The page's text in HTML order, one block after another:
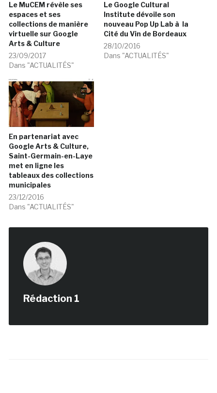
Le MuCEM révèle ses
espaces et ses
collections de manière
virtuelle sur Google
Arts & Culture
23/09/2017
Dans "ACTUALITÉS"
Le Google Cultural
Institute dévoile son
nouveau Pop Up Lab à la
Cité du Vin de Bordeaux
28/10/2016
Dans "ACTUALITÉS"
En partenariat avec
Google Arts & Culture,
Saint-Germain-en-Laye
met en ligne les
tableaux des collections
municipales
23/12/2016
Dans "ACTUALITÉS"
Rédaction 1